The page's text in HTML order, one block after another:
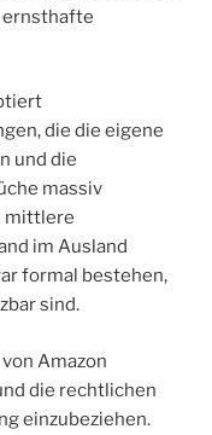
die die eigene
und die
massiv
mittlere
im Ausland
formal bestehen,
sind.
Amazon
die rechtlichen
einzubeziehen.